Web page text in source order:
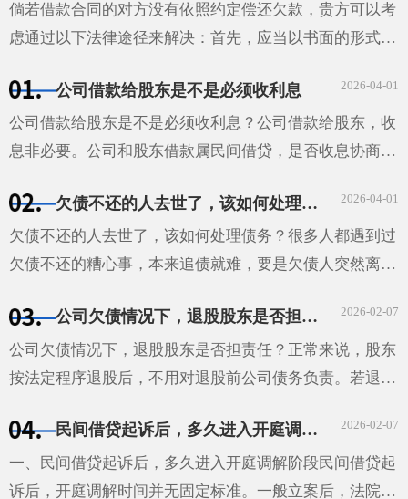
倘若借款合同的对方没有依照约定偿还欠款，贵方可以考
虑通过以下法律途径来解决：首先，应当以书面的形式给
果经过催告···
2026-04-01
公司借款给股东是不是必须收利息
公司借款给股东是不是必须收利息？公司借款给股东，收
息非必要。公司和股东借款属民间借贷，是否收息协商确
视为无利息；约定不明且无法补充协议，自然人股东借款
···
2026-04-01
欠债不还的人去世了，该如何处理债务？
欠债不还的人去世了，该如何处理债务？很多人都遇到过
欠债不还的糟心事，本来追债就难，要是欠债人突然离
问题。债主心里那叫一个着急，不知道该怎么办才好。其
实···
2026-02-07
公司欠债情况下，退股股东是否担责任
公司欠债情况下，退股股东是否担责任？正常来说，股东
按法定程序退股后，不用对退股前公司债务负责。若退股
范围内，对公司不能清偿的债务担责。股东未足额出资，
···
2026-02-07
民间借贷起诉后，多久进入开庭调解阶段
一、民间借贷起诉后，多久进入开庭调解阶段民间借贷起
诉后，开庭调解时间并无固定标准。一般立案后，法院会